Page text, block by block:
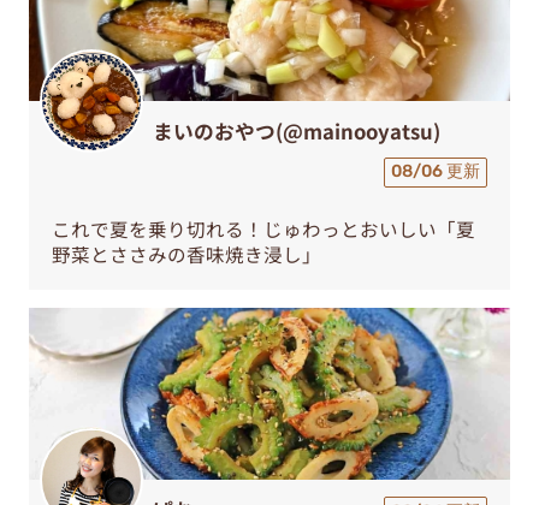
まいのおやつ(@mainooyatsu)
08/06 更新
これで夏を乗り切れる！じゅわっとおいしい「夏
野菜とささみの香味焼き浸し」